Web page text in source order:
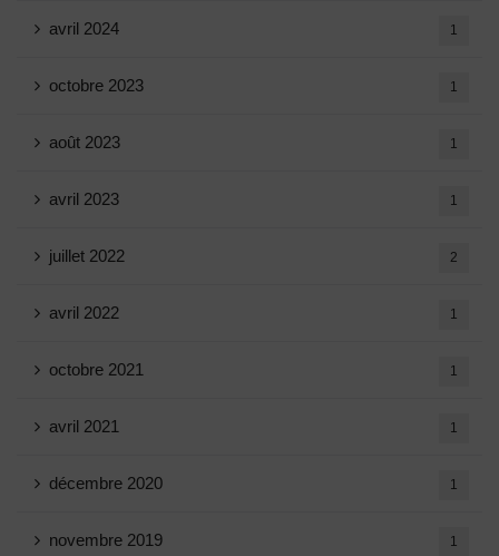
avril 2024 1
octobre 2023 1
août 2023 1
avril 2023 1
juillet 2022 2
avril 2022 1
octobre 2021 1
avril 2021 1
décembre 2020 1
novembre 2019 1